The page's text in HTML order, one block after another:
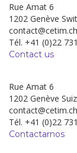
Rue Amat 6
1202 Genève
contact@cetim.ch
Tél. +41 (0)22
Contact us
Rue Amat 6
1202 Genève
contact@cetim.ch
Tél. +41 (0)22
Contactarnos